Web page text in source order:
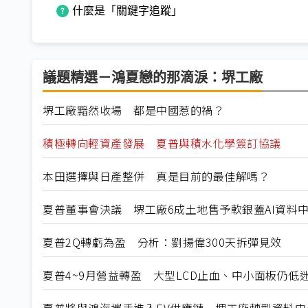
什麼是「關鍵字追蹤」
議題精選－鴻夏戀的那滴淚：堺工廠
堺工廠黯然收場 都是中國惹的禍？
積極轉向輕資產發展 夏普與積水化學簽訂協議
本田選擇與日產整併 真是目前的最佳解嗎？
夏普董事會決議 堺工廠6成土地售予軟銀蓋AI資料
夏普2Q轉虧為盈 分析：劉揚偉300天拆彈見效
夏普4~9月營益轉盈 大型LCD止血、中小面板仍低